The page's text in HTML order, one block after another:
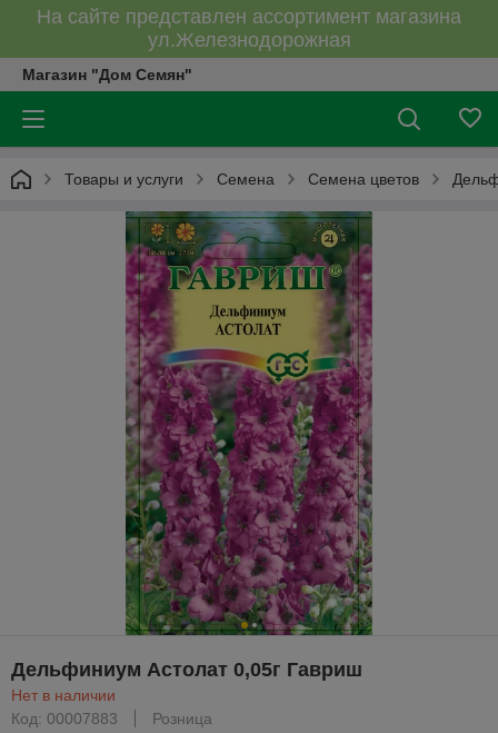
На сайте представлен ассортимент магазина
ул.Железнодорожная
Магазин "Дом Семян"
Товары и услуги Семена Семена цветов
Дельфиниум Астолат 0,05г Гавриш
Нет в наличии
Код: 00007883
Розница